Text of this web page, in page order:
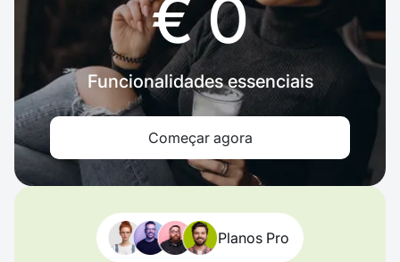
€ 0
Funcionalidades essenciais
Começar agora
Planos Pro